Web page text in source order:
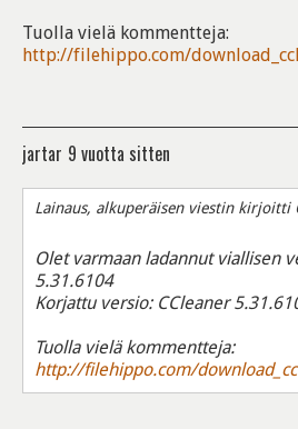
Tuolla vielä kommentteja:
http://filehippo.com/
jartar 9 vuotta sitten
Lainaus, alkuperäisen viestin kirjoitti
Olet varmaan ladannut viallisen
5.31.6104
Korjattu versio: CCleaner
Tuolla vielä kommentteja:
http://filehippo.com/